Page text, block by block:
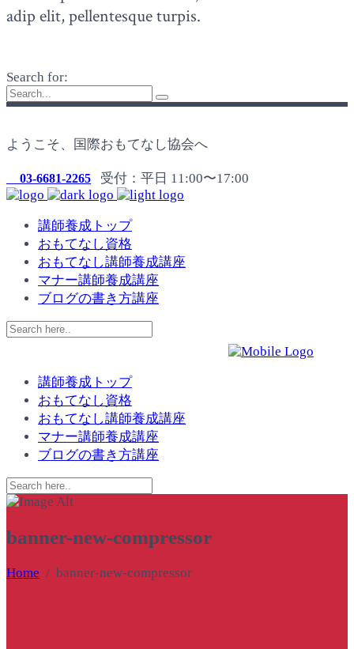
adip elit, pellentesque turpis.
Search for:
ようこそ、国際おもてなし協会へ
03-6681-2265 受付：平日 11:00〜17:00
講師養成トップ
おもてなし資格
おもてなし講師養成講座
マナー講師養成講座
ブログの書き方講座
講師養成トップ
おもてなし資格
おもてなし講師養成講座
マナー講師養成講座
ブログの書き方講座
banner-new-compressor
Home / banner-new-compressor